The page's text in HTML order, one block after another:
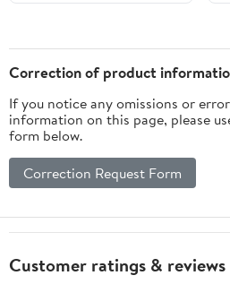
Correction of product
If you notice any omissions or
information on this page, please
form below.
Correction Request Form
Customer ratings & reviews